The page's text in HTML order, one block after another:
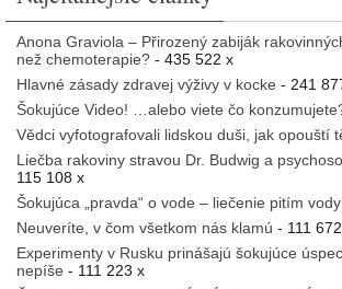
Anona Graviola – Přirozený zabiják
než chemoterapie? - 435 522 x
Hlavné zásady zdravej výživy v kocke - 241
Šokujúce Video! …alebo viete čo
Vědci vyfotografovali lidskou duši, jak opouští
Liečba rakoviny stravou Dr. Budwig a
115 108 x
Šokujúca „pravda“ o vode – liečenie pitím vody
Neuveríte, v čom všetkom nás klamú - 111
Experimenty v Rusku prinášajú šokujúce
nepíše - 111 223 x